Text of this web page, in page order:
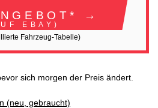
→
EBAY)
Fahrzeug-Tabelle)
sich morgen der Preis ändert.
(neu, gebraucht)